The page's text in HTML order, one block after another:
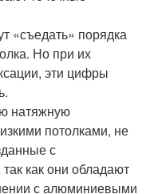
«съедать» порядка
Но при их
эти цифры
натяжную
потолками, не
с
как они обладают
с алюминиевыми